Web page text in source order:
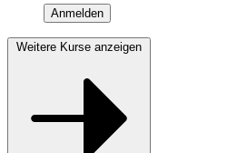
Anmelden
Weitere Kurse anzeigen